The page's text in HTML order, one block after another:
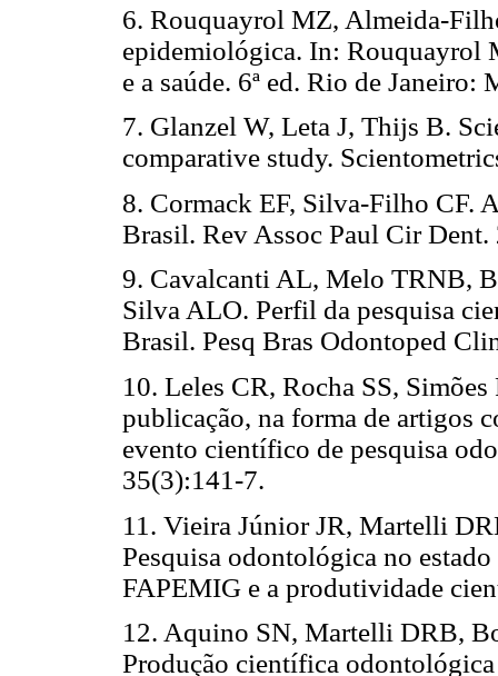
6. Rouquayrol MZ, Almeida-
epidemiológica. In:
e a saúde. 6ª ed. Rio de
7. Glanzel W, Leta J, Thijs B.
comparative study.
8. Cormack EF, Silva-Filho CF.
Brasil. Rev Assoc Paul Cir
9. Cavalcanti AL, Melo TRNB,
Silva ALO. Perfil da pesquisa
Brasil. Pesq Bras Odontoped
10. Leles CR, Rocha SS,
publicação, na forma de artigos
evento científico de pesquisa
35(3):141-7.
11. Vieira Júnior JR, Martelli
Pesquisa odontológica no
FAPEMIG e a produtividade
12. Aquino SN, Martelli DRB,
Produção científica